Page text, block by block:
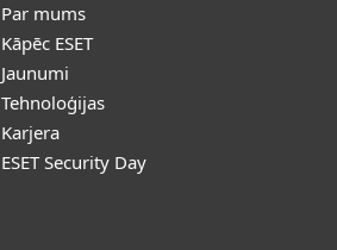
Par mums
Kāpēc ESET
Jaunumi
Tehnoloģijas
Karjera
ESET Security Day